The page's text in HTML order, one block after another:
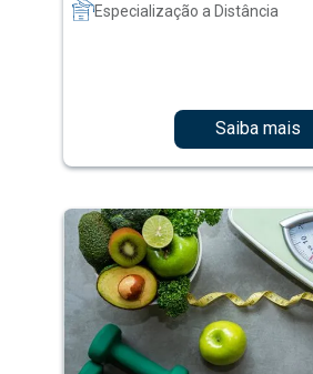
Especialização a Distância
Saiba mais